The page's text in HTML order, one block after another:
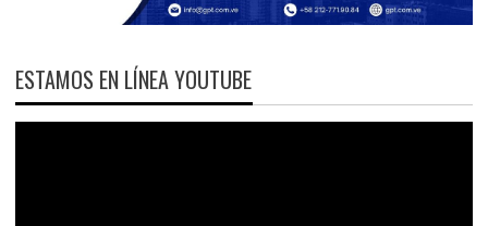
ESTAMOS EN LÍNEA YOUTUBE